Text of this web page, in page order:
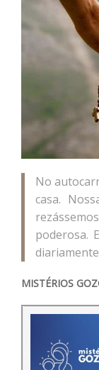
No
casa.
poderosa.
MISTÉRIOS